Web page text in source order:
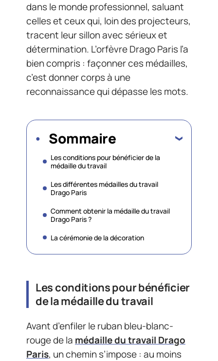
dans le monde professionnel, saluant
celles et ceux qui, loin des projecteurs,
tracent leur sillon avec sérieux et
détermination. L’orfèvre Drago Paris l’a
bien compris : façonner ces médailles,
c’est donner corps à une
reconnaissance qui dépasse les mots.
Sommaire
Les conditions pour bénéficier de la
médaille du travail
Les différentes médailles du travail
Drago Paris
Comment obtenir la médaille du travail
Drago Paris ?
La cérémonie de la décoration
Les conditions pour bénéficier
de la médaille du travail
Avant d’enfiler le ruban bleu-blanc-
rouge de la médaille du travail Drago
Paris, un chemin s’impose : au moins